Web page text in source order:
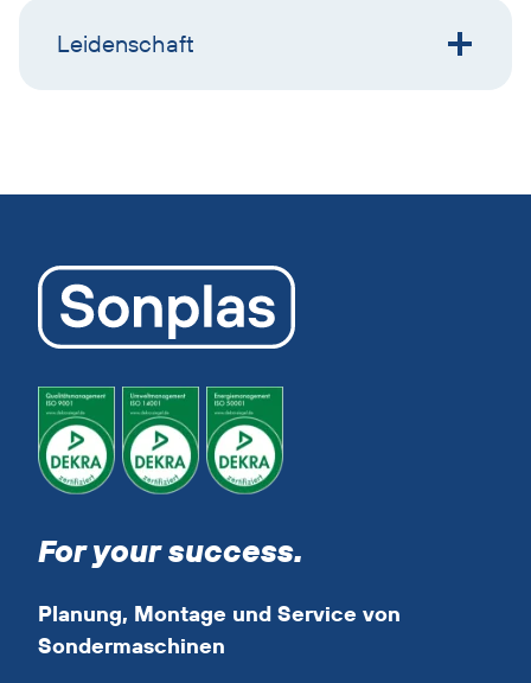
Leidenschaft
For your success.
Planung, Montage und Service von
Sondermaschinen